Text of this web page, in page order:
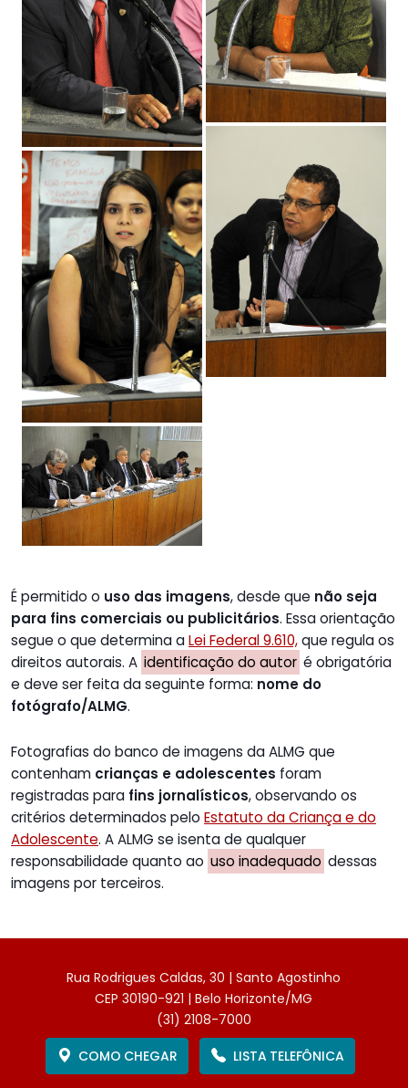
É permitido o uso das imagens, desde que não seja
para fins comerciais ou publicitários. Essa orientação
segue o que determina aLei Federal 9.610,que regula os
direitos autorais. A identificação do autor é obrigatória
e deve ser feita da seguinte forma: nome do
fotógrafo/ALMG.
Fotografias do banco de imagens da ALMG que
contenham crianças e adolescentes foram
registradas para fins jornalísticos, observando os
critérios determinados pelo Estatuto da Criança e do
Adolescente. A ALMG se isenta de qualquer
responsabilidade quanto ao uso inadequado dessas
imagens por terceiros.
Rua Rodrigues Caldas, 30 | Santo Agostinho
CEP 30190-921 | Belo Horizonte/MG
(31) 2108-7000
COMO CHEGAR
LISTA TELEFÔNICA